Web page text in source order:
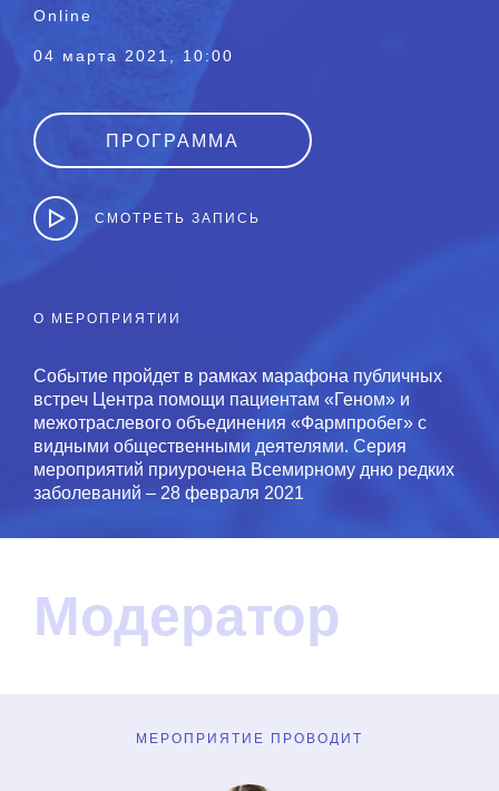
Online
04 марта 2021, 10:00
ПРОГРАММА
СМОТРЕТЬ ЗАПИСЬ
О МЕРОПРИЯТИИ
Событие пройдет в рамках марафона публичных
встреч Центра помощи пациентам «Геном» и
межотраслевого объединения «Фармпробег» с
видными общественными деятелями. Серия
мероприятий приурочена Всемирному дню редких
заболеваний – 28 февраля 2021
Модератор
МЕРОПРИЯТИЕ ПРОВОДИТ